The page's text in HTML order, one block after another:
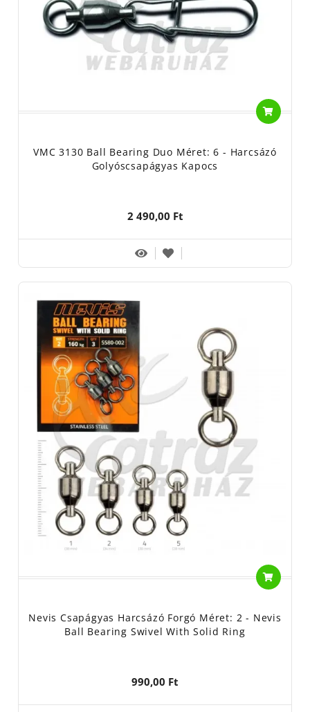
VMC 3130 Ball Bearing Duo Méret: 6 - Harcsázó
Golyóscsapágyas Kapocs
2 490,00 Ft
Nevis Csapágyas Harcsázó Forgó Méret: 2 - Nevis
Ball Bearing Swivel With Solid Ring
990,00 Ft